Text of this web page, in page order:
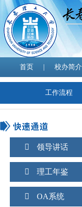
首页 校办简介
工作流程
领导讲话
理工年鉴
OA系统